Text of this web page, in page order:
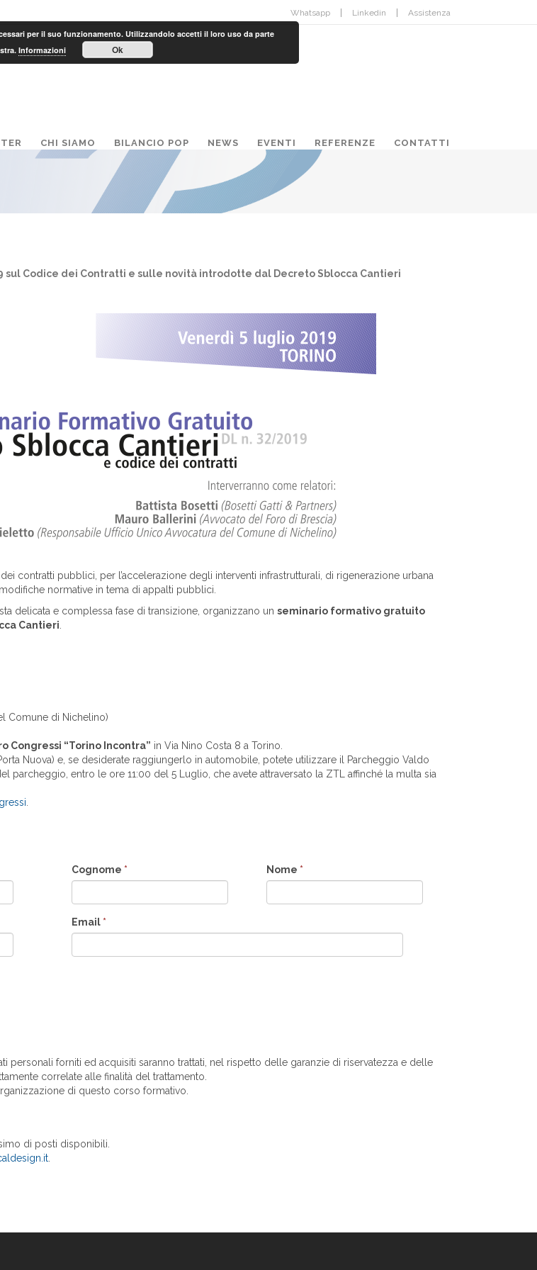
Whatsapp Linkedin Assistenza
CHI SIAMO BILANCIO POP NEWS EVENTI REFERENZE CONTATTI
Codice dei Contratti e sulle novità introdotte dal Decreto Sblocca Cantieri
contratti pubblici, per l’accelerazione degli interventi infrastrutturali, di rigenerazione urbana
normative in tema di appalti pubblici.
delicata e complessa fase di transizione, organizzano un seminario formativo gratuito
Cantieri
Comune di Nichelino)
Congressi “Torino Incontra” in Via Nino Costa 8 a Torino.
Nuova) e, se desiderate raggiungerlo in automobile, potete utilizzare il Parcheggio Valdo
parcheggio, entro le ore 11:00 del 5 Luglio, che avete attraversato la ZTL affinché la multa sia
Cognome * Nome *
Email *
personali forniti ed acquisiti saranno trattati, nel rispetto delle garanzie di riservatezza e delle
correlate alle finalità del trattamento.
di questo corso formativo.
di posti disponibili.
per il suo funzionamento. Utilizzandolo accetti il loro uso da parte
Informazioni Ok